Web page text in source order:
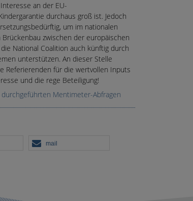
an der EU-
durchaus groß ist. Jedoch
um im nationalen
zwischen der europäischen
National Coalition auch künftig durch
unterstützen. An dieser Stelle
Referierenden für die wertvollen Inputs
und die rege Beteiligung!
Mentimeter-Abfragen
mail